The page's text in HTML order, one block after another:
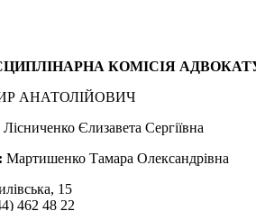
КОМІСІЯ
АНАТОЛІЙОВИЧ
Лісниченко Єлизавета Сергіївна
Мартишенко Тамара Олександрівна
15
462 48 22